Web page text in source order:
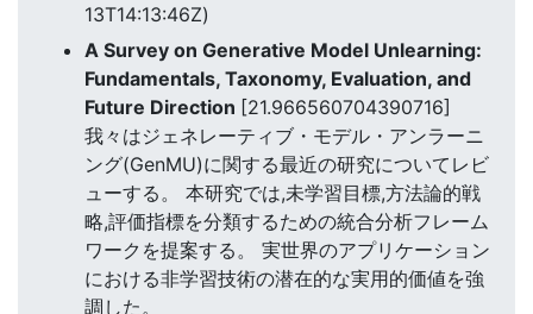
13T14:13:46Z)
A Survey on Generative Model Unlearning:
Fundamentals, Taxonomy, Evaluation, and
Future Direction [21.966560704390716]
我々はジェネレーティブ・モデル・アンラーニ
ング(GenMU)に関する最近の研究についてレビ
ューする。 本研究では,未学習目標,方法論的戦
略,評価指標を分類するための統合分析フレーム
ワークを提案する。 実世界のアプリケーション
における非学習技術の潜在的な実用的価値を強
調した。